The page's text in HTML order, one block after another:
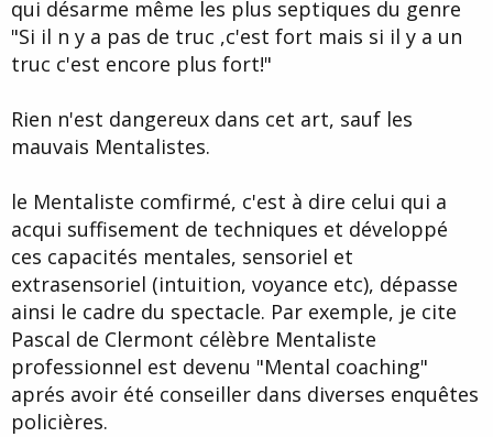
qui désarme même les plus septiques du genre
"Si il n y a pas de truc ,c'est fort mais si il y a un
truc c'est encore plus fort!"
Rien n'est dangereux dans cet art, sauf les
mauvais Mentalistes.
le Mentaliste comfirmé, c'est à dire celui qui a
acqui suffisement de techniques et développé
ces capacités mentales, sensoriel et
extrasensoriel (intuition, voyance etc), dépasse
ainsi le cadre du spectacle. Par exemple, je cite
Pascal de Clermont célèbre Mentaliste
professionnel est devenu "Mental coaching"
aprés avoir été conseiller dans diverses enquêtes
policières.